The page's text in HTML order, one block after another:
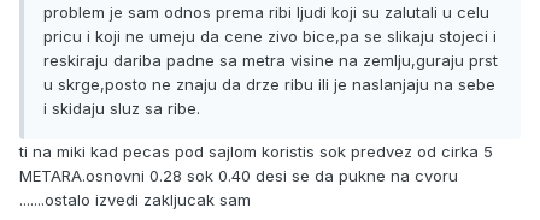
problem je sam odnos prema ribi ljudi koji su zalutali u celu
pricu i koji ne umeju da cene zivo bice,pa se slikaju stojeci i
reskiraju dariba padne sa metra visine na zemlju,guraju prst
u skrge,posto ne znaju da drze ribu ili je naslanjaju na sebe
i skidaju sluz sa ribe.
ti na miki kad pecas pod sajlom koristis sok predvez od cirka 5
METARA.osnovni 0.28 sok 0.40 desi se da pukne na cvoru
.......ostalo izvedi zakljucak sam